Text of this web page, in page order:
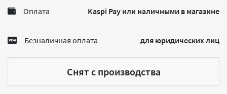
Оплата Kaspi Pay или наличными в магазине
Безналичная оплата для юридических лиц
Снят с производства